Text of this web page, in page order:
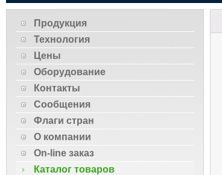
Продукция
Технология
Цены
Оборудование
Контакты
Сообщения
Флаги стран
О компании
On-line заказ
Каталог товаров